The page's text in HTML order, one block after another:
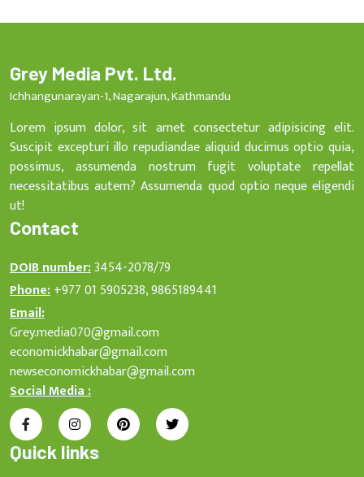
Grey Media Pvt. Ltd.
Ichhangunarayan-1, Nagarajun, Kathmandu
Lorem ipsum dolor, sit amet consectetur adipisicing elit.
Suscipit excepturi illo repudiandae aliquid ducimus optio quia,
possimus, assumenda nostrum fugit voluptate repellat
necessitatibus autem? Assumenda quod optio neque eligendi
ut!
Contact
DOIB number:3454-2078/79
Phone:+977 01 5905238, 9865189441
Email:
Grey.media070@gmail.com
economickhabar@gmail.com
newseconomickhabar@gmail.com
Social Media :
Quick links